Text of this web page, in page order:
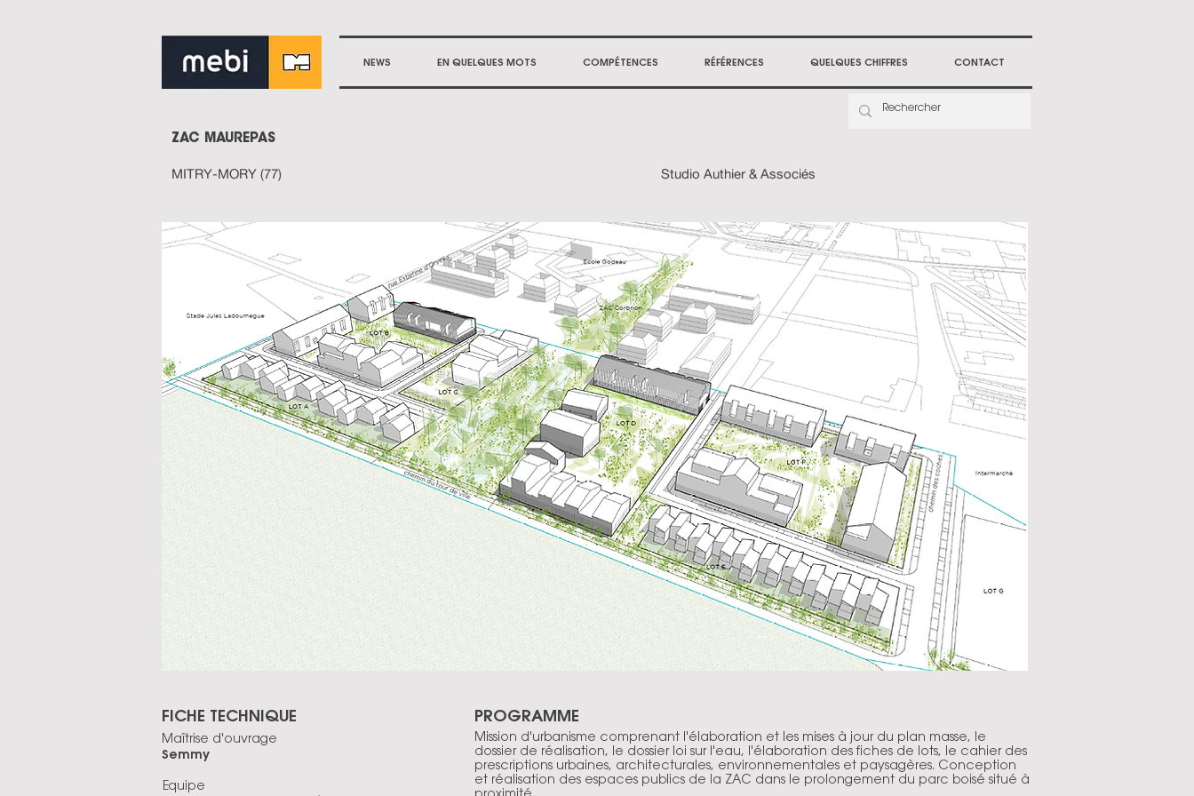
NEWS EN QUELQUES MOTS COMPÉTENCES RÉFÉRENCES QUELQUES CHIFFRES CONTACT
ZAC MAUREPAS
MITRY-MORY (77) Studio Authier & Associés
FICHE TECHNIQUE
Maîtrise d'ouvrage
Semmy
Equipe
PROGRAMME
Mission d'urbanisme comprenant l'élaboration et les mises à jour du plan masse, le
dossier de réalisation, le dossier loi sur l'eau, l'élaboration des fiches de lots, le cahier des
prescriptions urbaines, architecturales, environnementales et paysagères. Conception
et réalisation des espaces publics de la ZAC dans le prolongement du parc boisé situé à